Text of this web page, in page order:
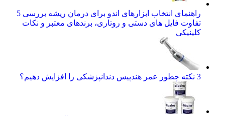
راهنمای انتخاب ابزارهای اندو برای درمان ریشه بررسی 5
تفاوت فایل‌ های دستی و روتاری، برندهای معتبر و نکات
کلینیکی
3 نکته چطور عمر هندپیس دندانپزشکی را افزایش دهیم؟